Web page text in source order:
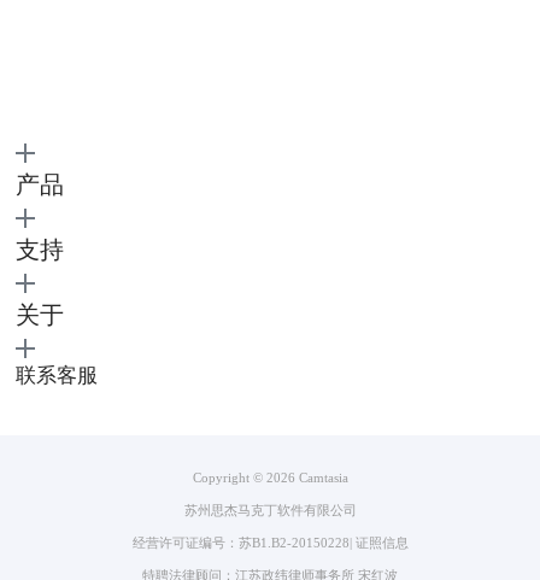
4.点击rec启动后，软件会在3秒后进入录屏状态。此时系统会提示你按哪
个快捷键停止录制。这个快捷键也是可以根据自己的习惯进行修改的，修
改方式下文中会提到。
产品
支持
关于
联系客服
Copyright © 2026 Camtasia
苏州思杰马克丁软件有限公司
经营许可证编号：苏B1.B2-20150228 证照信息
特聘法律顾问：江苏政纬律师事务所 宋红波